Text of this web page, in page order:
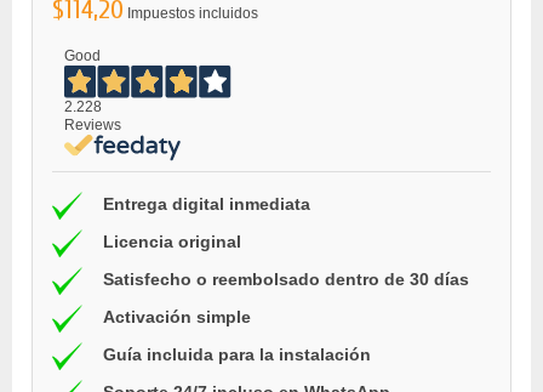
$114,20 Impuestos incluidos
Good
2.228
Reviews
Entrega digital inmediata
Licencia original
Satisfecho o reembolsado dentro de 30 días
Activación simple
Guía incluida para la instalación